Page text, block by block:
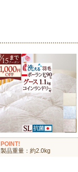
POINT!
製品重量：約2.0kg